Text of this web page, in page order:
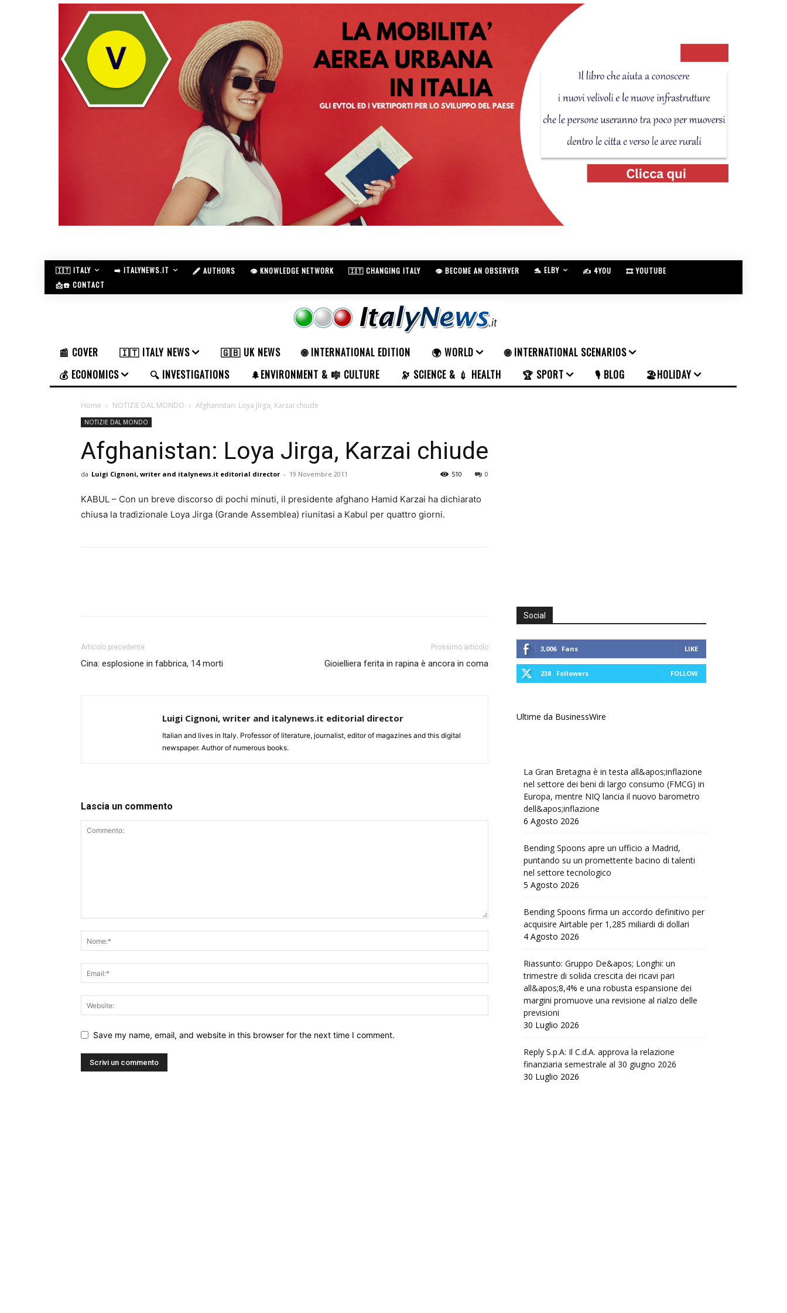
🇮🇹 ITALY ➡️ ITALYNEWS.IT 🖋️ AUTHORS 👁️ KNOWLEDGE NETWORK 🇮🇹 CHANGING ITALY 👁️ BECOME AN OBSERVER 🐬 ELBY ✍️ 4YOU
🎞️ YOUTUBE
📩☎️ CONTACT
📰 COVER 🇮🇹 ITALY NEWS 🇬🇧 UK NEWS 🌐 INTERNATIONAL EDITION 🌍 WORLD
🌐 INTERNATIONAL SCENARIOS
💰 ECONOMICS
🔍 INVESTIGATIONS 🌲ENVIRONMENT & 🎼 CULTURE 🔭 SCIENCE & 💉 HEALTH 🏆 SPORT 🎙️ BLOG 🏖️HOLIDAY
Home NOTIZIE DAL MONDO Afghanistan: Loya Jirga, Karzai chiude
NOTIZIE DAL MONDO
Afghanistan: Loya Jirga, Karzai chiude
da Luigi Cignoni, writer and italynews.it editorial director - 19 Novembre 2011 0
510
KABUL – Con un breve discorso di pochi minuti, il presidente afghano Hamid Karzai ha dichiarato
chiusa la tradizionale Loya Jirga (Grande Assemblea) riunitasi a Kabul per quattro giorni.
Articolo precedente
Cina: esplosione in fabbrica, 14 morti
Prossimo articolo
Gioielliera ferita in rapina è ancora in coma
Luigi Cignoni, writer and italynews.it editorial director
Italian and lives in Italy. Professor of literature, journalist, editor of magazines and this digital
newspaper. Author of numerous books.
Lascia un commento
Save my name, email, and website in this browser for the next time I comment.
Social
3,006 Fans LIKE
238 Followers FOLLOW
Ultime da BusinessWire
La Gran Bretagna è in testa all&apos;inflazione
nel settore dei beni di largo consumo (FMCG) in
Europa, mentre NIQ lancia il nuovo barometro
dell&apos;inflazione
6 Agosto 2026
Bending Spoons apre un ufficio a Madrid,
puntando su un promettente bacino di talenti
nel settore tecnologico
5 Agosto 2026
Bending Spoons firma un accordo definitivo per
acquisire Airtable per 1,285 miliardi di dollari
4 Agosto 2026
Riassunto: Gruppo De&apos; Longhi: un
trimestre di solida crescita dei ricavi pari
all&apos;8,4% e una robusta espansione dei
margini promuove una revisione al rialzo delle
previsioni
30 Luglio 2026
Reply S.p.A: Il C.d.A. approva la relazione
finanziaria semestrale al 30 giugno 2026
30 Luglio 2026